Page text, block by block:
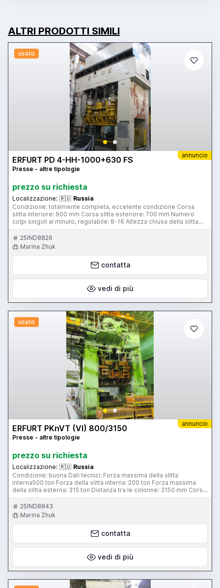
ALTRI PRODOTTI SIMILI
usato
annuncio
ERFURT PD 4-HH-1000+630 FS
Presse - altre tipologie
prezzo su richiesta
Localizzazione: 🇷🇺 Russia
Condizione: totalmente completa, eccelente condizione Corsa
slitta interiore: 900 mm Corsa slitta esteriore: 700 mm Numero
colpi singoli al minuto, regolabile: 8-16 Altezza chiusa della slitta
interiore: -Min.: 1450 mm -Max.: 1800 mm Dimensioni: -tra colonne:
4600 mm -corsa del spingitore: 900 mm Regolazione slitta: 350
25IND8826
Marina Zhuk
contatta
vedi di più
usato
annuncio
ERFURT PKnVT (VI) 800/3150
Presse - altre tipologie
prezzo su richiesta
Localizzazione: 🇷🇺 Russia
Condizione: buona Dati tecnici: Forza massima della slitta
interna500 ton Forza della slitta interna: 200 ton Forza massima
della slitta esterna: 315 ton Distanza tra le colonne: 3150 mm Corsa
slitta interna: 800 mm Corsa slitta esterna: 630 mm Regolazione di
tuttedue slitte: 500 mm Piastra portastampo: 3150*2100 mm
Dimensioni tavola: 3150*2100 mm Peso pressa: 220 ton Skype:
marinazhuk2411
25IND8843
Marina Zhuk
contatta
vedi di più